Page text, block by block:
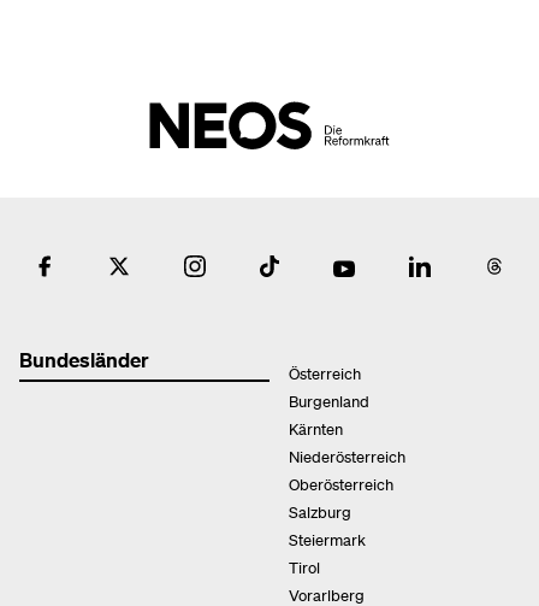
Bundesländer
Österreich
Burgenland
Kärnten
Niederösterreich
Oberösterreich
Salzburg
Steiermark
Tirol
Vorarlberg